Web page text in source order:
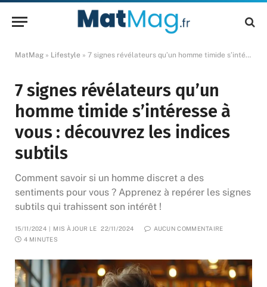
MatMag » Lifestyle » 7 signes révélateurs qu’un homme timide s’intéresse à vous : découvrez les indices subtils
7 signes révélateurs qu’un
homme timide s’intéresse à
vous : découvrez les indices
subtils
Comment savoir si un homme discret a des
sentiments pour vous ? Apprenez à repérer les signes
subtils qui trahissent son intérêt !
15/11/2024 MIS À JOUR LE 22/11/2024
AUCUN COMMENTAIRE
4 MINUTES